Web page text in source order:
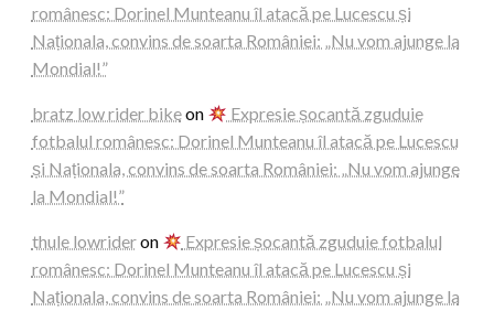
românesc: Dorinel Munteanu îl atacă pe Lucescu și
Naționala, convins de soarta României: „Nu vom ajunge la
Mondial!”
bratz low rider bikeon
Expresie șocantă zguduie
fotbalul românesc: Dorinel Munteanu îl atacă pe Lucescu
și Naționala, convins de soarta României: „Nu vom ajunge
la Mondial!”
thule lowrideron
Expresie șocantă zguduie fotbalul
românesc: Dorinel Munteanu îl atacă pe Lucescu și
Naționala, convins de soarta României: „Nu vom ajunge la